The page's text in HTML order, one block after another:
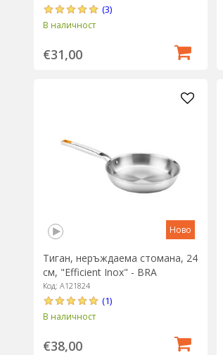
(3)
В наличност
€31,00
Ново
Тиган, неръждаема стомана, 24
см, "Efficient Inox" - BRA
Код: A121824
(1)
В наличност
€38,00